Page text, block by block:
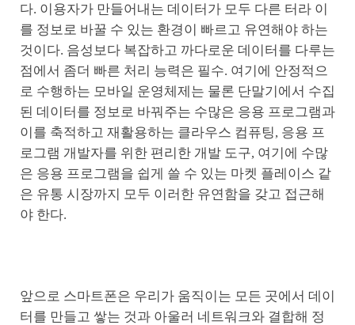
다. 이용자가 만들어내는 데이터가 모두 다른 터라 이
를 정보로 바꿀 수 있는 환경이 빠르고 유연해야 하는
것이다. 음성보다 복잡하고 까다로운 데이터를 다루는
점에서 좀더 빠른 처리 능력은 필수. 여기에 안정적으
로 수행하는 모바일 운영체제는 물론 단말기에서 수집
된 데이터를 정보로 바꿔주는 수많은 응용 프로그램과
이를 축적하고 재활용하는 클라우스 컴퓨팅, 응용 프
로그램 개발자를 위한 편리한 개발 도구, 여기에 수많
은 응용 프로그램을 쉽게 쓸 수 있는 마켓 플레이스 같
은 유통 시장까지 모두 이러한 유연함을 갖고 접근해
야 한다.
앞으로 스마트폰은 우리가 움직이는 모든 곳에서 데이
터를 만들고 쌓는 것과 아울러 네트워크와 결합해 정